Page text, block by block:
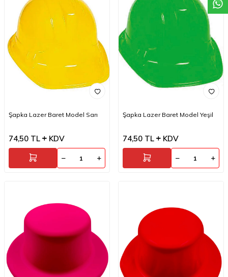
Şapka Lazer Baret Model Sarı
74,50 TL KDV
Şapka Lazer Baret Model Yeşil
74,50 TL KDV